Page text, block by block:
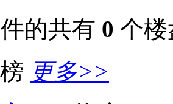
的共有 0 个楼
更多>>